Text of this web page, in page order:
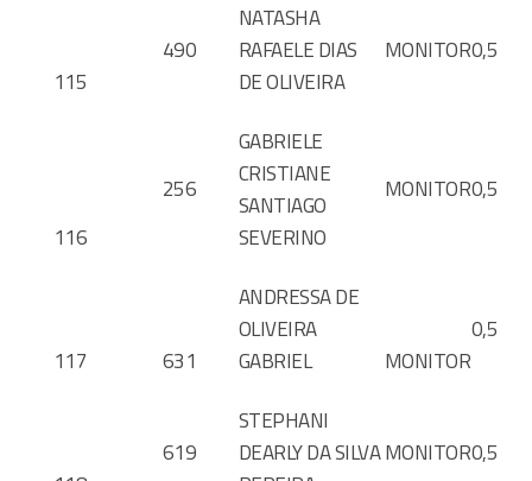
115
490
NATASHA
RAFAELE DIAS
DE OLIVEIRA
MONITOR0,5
116
256
GABRIELE
CRISTIANE
SANTIAGO
SEVERINO
MONITOR0,5
117 631
ANDRESSA DE
OLIVEIRA
GABRIEL
MONITOR
0,5
619
STEPHANI
DEARLY DA SILVAMONITOR0,5